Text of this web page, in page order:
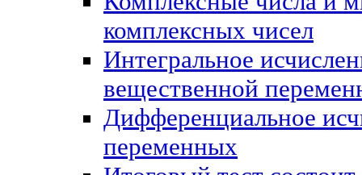
комплексных чисел
Интегральное
вещественной
Дифференциальное
переменных